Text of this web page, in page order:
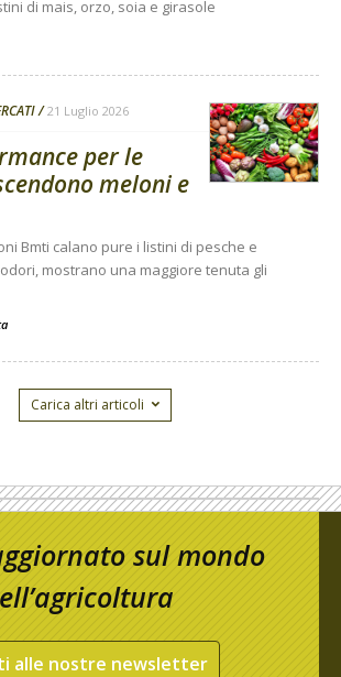
di mais, orzo, soia e girasole
21 Luglio 2026
per le
meloni e
Bmti calano pure i listini di pesche e
mostrano una maggiore tenuta gli
Carica altri articoli
sul mondo
alle nostre newsletter